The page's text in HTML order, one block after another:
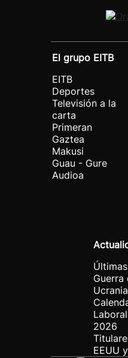
El grupo EITB
EITB
Deportes
Televisión a la
carta
Primeran
Gaztea
Makusi
Guau - Gure
Audioa
Guerra
Ucrania
2026
EEUU